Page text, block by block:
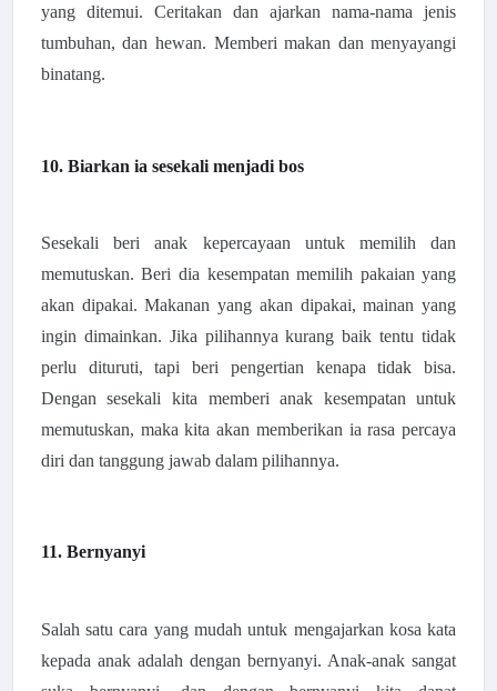
yang ditemui. Ceritakan dan ajarkan nama-nama jenis
tumbuhan, dan hewan. Memberi makan dan menyayangi
binatang.
10. Biarkan ia sesekali menjadi bos
Sesekali beri anak kepercayaan untuk memilih dan
memutuskan. Beri dia kesempatan memilih pakaian yang
akan dipakai. Makanan yang akan dipakai, mainan yang
ingin dimainkan. Jika pilihannya kurang baik tentu tidak
perlu dituruti, tapi beri pengertian kenapa tidak bisa.
Dengan sesekali kita memberi anak kesempatan untuk
memutuskan, maka kita akan memberikan ia rasa percaya
diri dan tanggung jawab dalam pilihannya.
11. Bernyanyi
Salah satu cara yang mudah untuk mengajarkan kosa kata
kepada anak adalah dengan bernyanyi. Anak-anak sangat